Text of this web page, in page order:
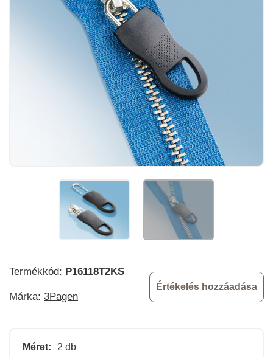
Termékkód: P16118T2KS
Márka: 3Pagen
Értékelés hozzáadása
Méret: 2 db